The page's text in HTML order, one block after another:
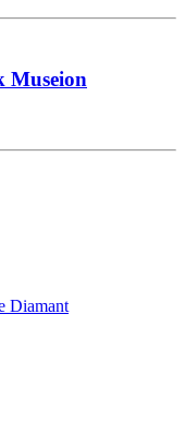
Museion
Diamant